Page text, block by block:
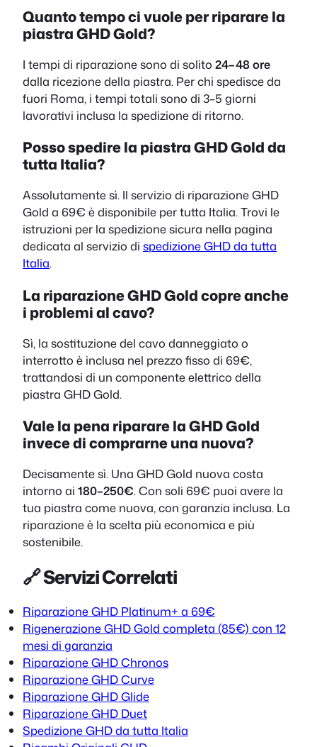
Quanto tempo ci vuole per riparare la
piastra GHD Gold?
I tempi di riparazione sono di solito 24–48 ore
dalla ricezione della piastra. Per chi spedisce da
fuori Roma, i tempi totali sono di 3–5 giorni
lavorativi inclusa la spedizione di ritorno.
Posso spedire la piastra GHD Gold da
tutta Italia?
Assolutamente sì. Il servizio di riparazione GHD
Gold a 69€ è disponibile per tutta Italia. Trovi le
istruzioni per la spedizione sicura nella pagina
dedicata al servizio di spedizione GHD da tutta
Italia.
La riparazione GHD Gold copre anche
i problemi al cavo?
Sì, la sostituzione del cavo danneggiato o
interrotto è inclusa nel prezzo fisso di 69€,
trattandosi di un componente elettrico della
piastra GHD Gold.
Vale la pena riparare la GHD Gold
invece di comprarne una nuova?
Decisamente sì. Una GHD Gold nuova costa
intorno ai 180–250€. Con soli 69€ puoi avere la
tua piastra come nuova, con garanzia inclusa. La
riparazione è la scelta più economica e più
sostenibile.
🔗 Servizi Correlati
Riparazione GHD Platinum+ a 69€
Rigenerazione GHD Gold completa (85€) con 12
mesi di garanzia
Riparazione GHD Chronos
Riparazione GHD Curve
Riparazione GHD Glide
Riparazione GHD Duet
Spedizione GHD da tutta Italia